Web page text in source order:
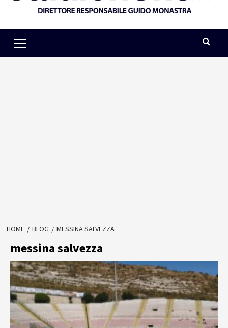
Menu
HOME BLOG MESSINA SALVEZZA
messina salvezza